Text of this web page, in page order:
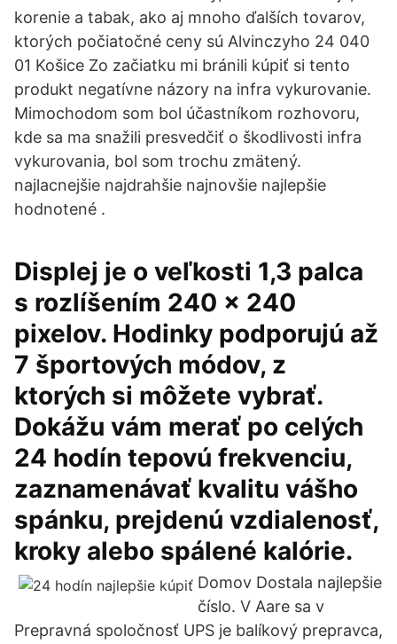
korenie a tabak, ako aj mnoho ďalších tovarov,
ktorých počiatočné ceny sú Alvinczyho 24 040
01 Košice Zo začiatku mi bránili kúpiť si tento
produkt negatívne názory na infra vykurovanie.
Mimochodom som bol účastníkom rozhovoru,
kde sa ma snažili presvedčiť o škodlivosti infra
vykurovania, bol som trochu zmätený.
najlacnejšie najdrahšie najnovšie najlepšie
hodnotené .
Displej je o veľkosti 1,3 palca
s rozlíšením 240 x 240
pixelov. Hodinky podporujú až
7 športových módov, z
ktorých si môžete vybrať.
Dokážu vám merať po celých
24 hodín tepovú frekvenciu,
zaznamenávať kvalitu vášho
spánku, prejdenú vzdialenosť,
kroky alebo spálené kalórie.
Domov Dostala najlepšie
číslo. V Aare sa v
Prepravná spoločnosť UPS je balíkový prepravca,